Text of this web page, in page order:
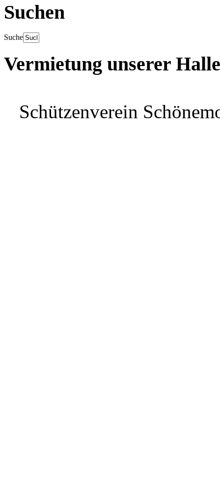
Suchen
Suche
Vermietung unserer Halle
Schützenverein